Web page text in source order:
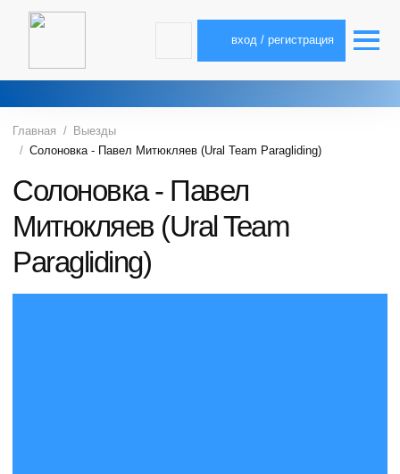
вход / регистрация
Главная
Выезды
Солоновка - Павел Митюкляев (Ural Team Paragliding)
Солоновка - Павел
Митюкляев (Ural Team
Paragliding)